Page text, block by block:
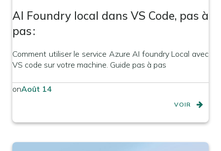
AI Foundry local dans VS Code, pas à
pas :
Comment utiliser le service Azure AI foundry Local avec
VS code sur votre machine. Guide pas à pas
onAoût 14
VOIR